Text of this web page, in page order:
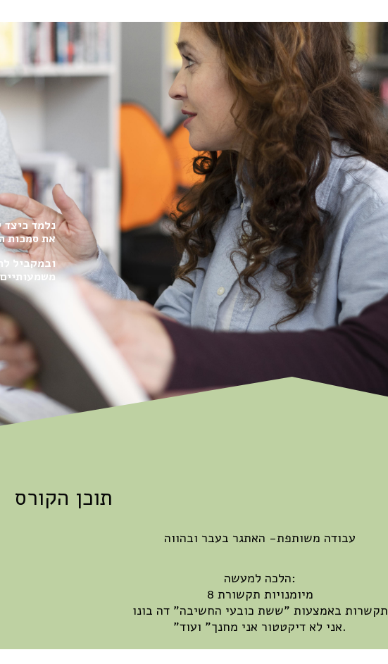
נלמד כיצד
את סמכות
ובמקביל
תוכן הקורס
עבודה משותפת- האתגר בעבר ובהווה
הלכה למעשה:
8 מיומנויות תקשורת
תקשרות באמצעות "ששת כובעי החשיבה" דה בונו
"אני לא דיקטטור אני מחנך" ועוד.